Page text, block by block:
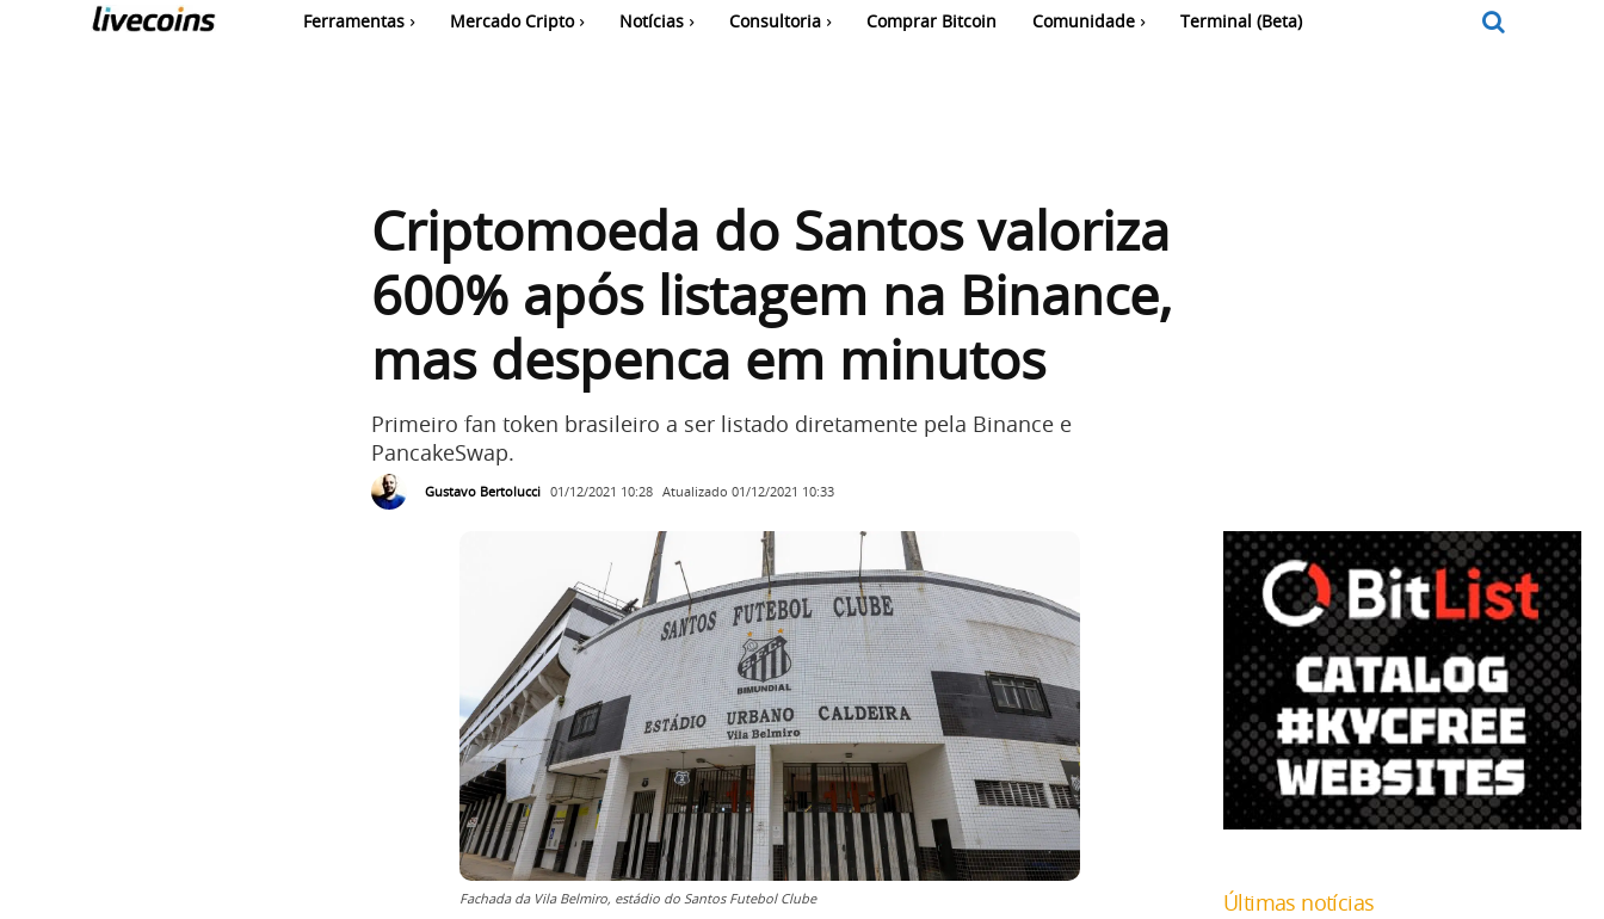
Ferramentas Mercado Cripto Notícias Consultoria Comprar Bitcoin Comunidade Terminal (Beta)
Criptomoeda do Santos valoriza
600% após listagem na Binance,
mas despenca em minutos
Primeiro fan token brasileiro a ser listado diretamente pela Binance e
PancakeSwap.
Gustavo Bertolucci 01/12/2021 10:28 Atualizado 01/12/2021 10:33
Fachada da Vila Belmiro, estádio do Santos Futebol Clube Últimas notícias